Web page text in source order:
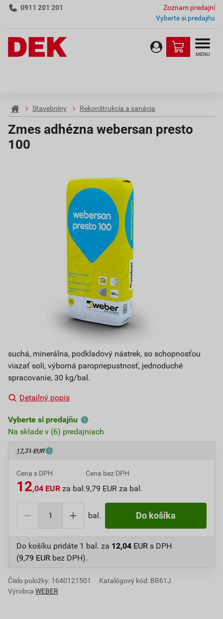
0911 201 201
Zoznam predajní
Vyberte si predajňu
MENU
Stavebniny Rekonštrukcia a sanácia
Zmes adhézna webersan presto
100
suchá, minerálna, podkladový nástrek, so schopnosťou
viazať soli, výborná paropriepustnosť, jednoduché
spracovanie, 30 kg/bal.
Detailný popis
Vyberte si predajňu
Na sklade v (6) predajniach
17,71 EUR
Cena s DPH
12,04 EUR za bal.
Cena bez DPH
9,79 EUR za bal.
bal. Do košíka
Do košíku pridáte 1 bal. za 12,04 EUR s DPH
(9,79 EUR bez DPH).
Číslo položky: 1640121501
Katalógový kód: BR61J
Výrobca WEBER